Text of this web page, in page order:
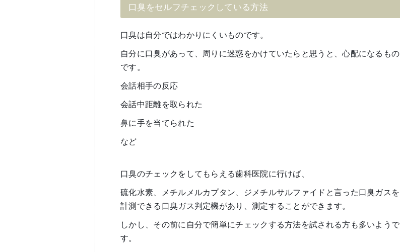
口臭をセルフチェックしている方法
口臭は自分ではわかりにくいものです。
自分に口臭があって、周りに迷惑をかけていたらと思うと、心配になるもの
です。
会話相手の反応
会話中距離を取られた
鼻に手を当てられた
など
口臭のチェックをしてもらえる歯科医院に行けば、
硫化水素、メチルメルカプタン、ジメチルサルファイドと言った口臭ガスを
計測できる口臭ガス判定機があり、測定することができます。
しかし、その前に自分で簡単にチェックする方法を試される方も多いようで
す。